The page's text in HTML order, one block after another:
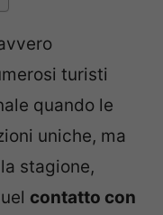
turisti
quando le
uniche, ma
stagione,
contatto con